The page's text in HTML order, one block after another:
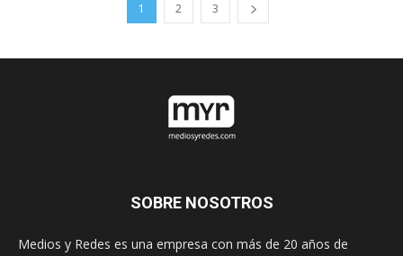
1 2 3
SOBRE NOSOTROS
Medios y Redes es una empresa con más de 20 años de